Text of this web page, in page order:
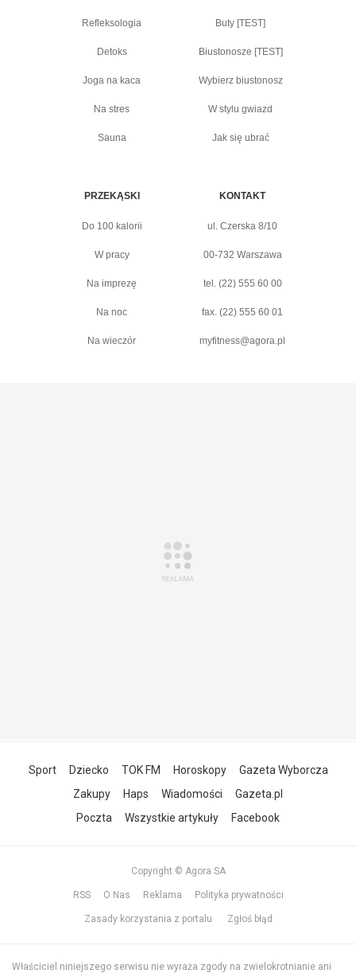
Refleksologia
Detoks
Joga na kaca
Na stres
Sauna
Buty [TEST]
Biustonosze [TEST]
Wybierz biustonosz
W stylu gwiazd
Jak się ubrać
PRZEKĄSKI
Do 100 kalorii
W pracy
Na imprezę
Na noc
Na wieczór
KONTAKT
ul. Czerska 8/10
00-732 Warszawa
tel. (22) 555 60 00
fax. (22) 555 60 01
myfitness@agora.pl
Sport Dziecko TOK FM Horoskopy
Gazeta Wyborcza
Zakupy
Haps Wiadomości
Gazeta.pl
Poczta
Wszystkie artykuły Facebook
Copyright © Agora SA
RSS O Nas Reklama Polityka prywatności
Zasady korzystania z portalu Zgłoś błąd
Właściciel niniejszego serwisu nie wyraża zgody na zwielokrotnianie ani